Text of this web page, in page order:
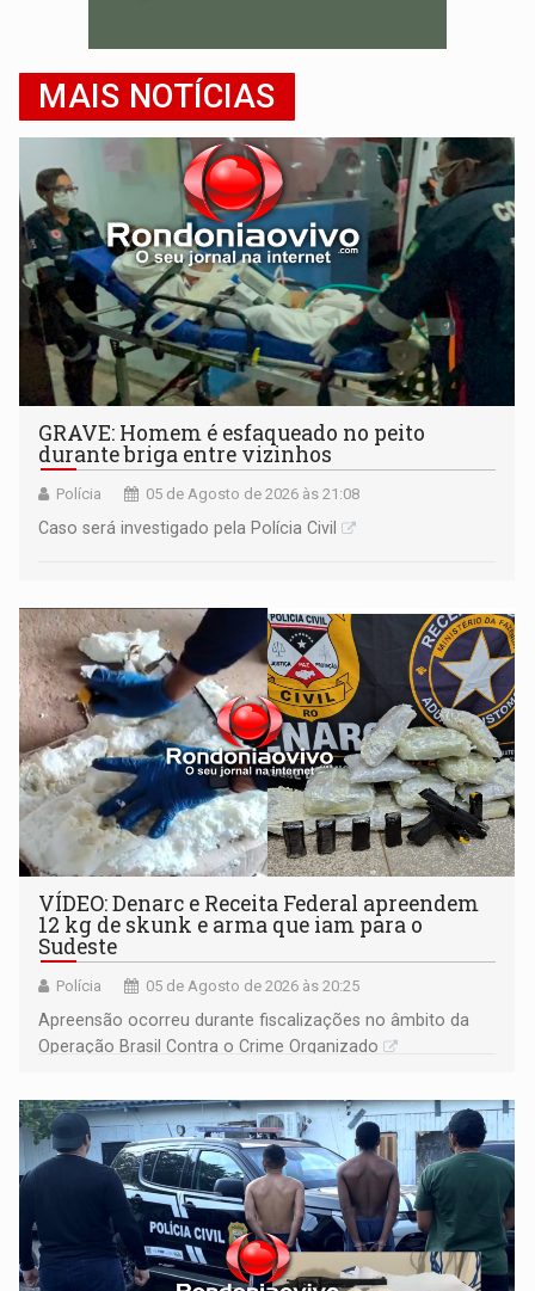
MAIS NOTÍCIAS
GRAVE: Homem é esfaqueado no peito
durante briga entre vizinhos
Polícia 05 de Agosto de 2026 às 21:08
Caso será investigado pela Polícia Civil
VÍDEO: Denarc e Receita Federal apreendem
12 kg de skunk e arma que iam para o
Sudeste
Polícia 05 de Agosto de 2026 às 20:25
Apreensão ocorreu durante fiscalizações no âmbito da
Operação Brasil Contra o Crime Organizado